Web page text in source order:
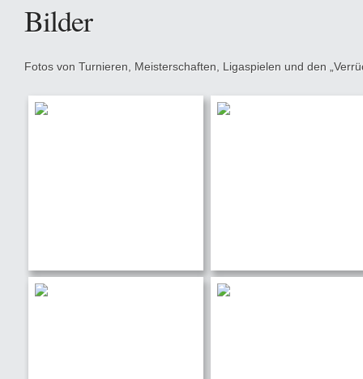
Bilder
Fotos von Turnieren, Meisterschaften, Ligaspielen und den